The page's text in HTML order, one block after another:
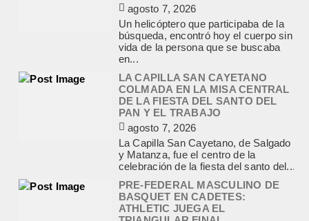
PAN Y EL TRABAJO
agosto 7, 2026
La Capilla San Cayetano, de Salgado
y Matanza, fue el centro de la
celebración de la fiesta del santo del...
PRE-FEDERAL MASCULINO DE
BASQUET EN CADETES:
ATHLETIC JUEGA EL
TRIANGULAR FINAL
agosto 6, 2026
Por el torneo Pre-federal de Básquet,
el equipo de Cadetes de Athletic, logró
un resonante triunfo ante Morón, y
INFORME DE DEFENSA CIVIL
LOBOS, COLABORACION EN LA